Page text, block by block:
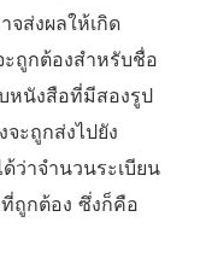
จส่งผลให้เกิด
ถูกต้องสำหรับชื่อ
หนังสือที่มีสองรูป
ะถูกส่งไปยัง
ว่าจำนวนระเบียน
ถูกต้อง ซึ่งก็คือ